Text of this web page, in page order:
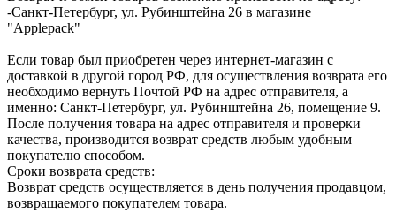
-Санкт-Петербург, ул. Рубинштейна 26 в магазине
"Applepack"
Если товар был приобретен через интернет-магазин с
доставкой в другой город РФ, для осуществления возврата его
необходимо вернуть Почтой РФ на адрес отправителя, а
именно: Санкт-Петербург, ул. Рубинштейна 26, помещение 9.
После получения товара на адрес отправителя и проверки
качества, производится возврат средств любым удобным
покупателю способом.
Сроки возврата средств:
Возврат средств осуществляется в день получения продавцом,
возвращаемого покупателем товара.